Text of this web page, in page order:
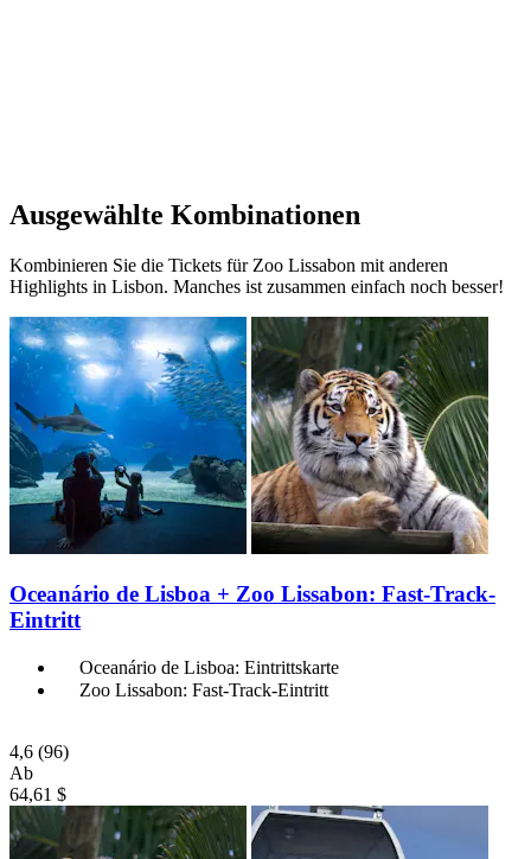
Ausgewählte Kombinationen
Kombinieren Sie die Tickets für Zoo Lissabon mit anderen
Highlights in Lisbon. Manches ist zusammen einfach noch besser!
Oceanário de Lisboa + Zoo Lissabon: Fast-Track-
Eintritt
Oceanário de Lisboa: Eintrittskarte
Zoo Lissabon: Fast-Track-Eintritt
4,6 (96)
Ab
64,61 $